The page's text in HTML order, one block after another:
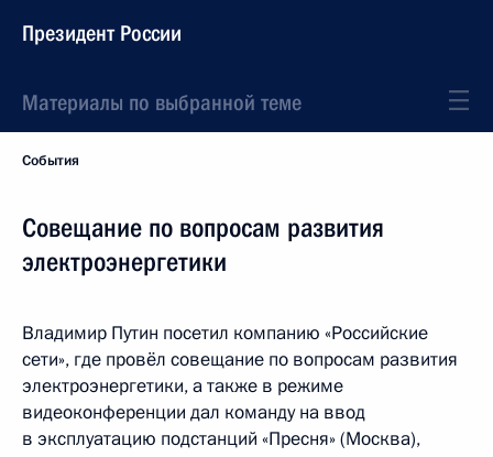
Президент России
Материалы по выбранной теме
События
Совещание по вопросам развития
электроэнергетики
Владимир Путин посетил компанию «Российские
сети», где провёл совещание по вопросам развития
электроэнергетики, а также в режиме
видеоконференции дал команду на ввод
в эксплуатацию подстанций «Пресня» (Москва),